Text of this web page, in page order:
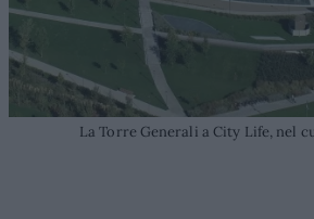
La Torre Generali a City Life, nel